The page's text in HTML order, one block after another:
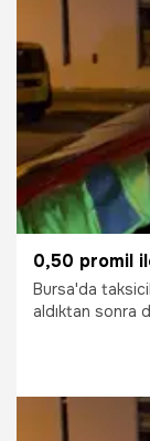
4.03.2025
Bursa'da
aldıktan sonra